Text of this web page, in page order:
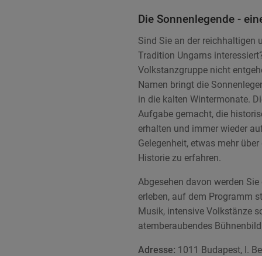
Die Sonnenlegende -
Sind Sie an der reichhaltigen
Tradition Ungarns
Volkstanzgruppe nicht
Namen bringt die
in die kalten Wintermonate.
Aufgabe gemacht, die
erhalten und immer wieder
Gelegenheit, etwas mehr
Historie zu erfahren.
Abgesehen davon werden
erleben, auf dem Programm
Musik, intensive Volkstänze
atemberaubendes
Adresse: 1011 Budapest, I.